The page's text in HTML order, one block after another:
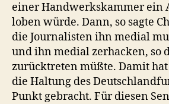
einer Handwerkskammer ein
loben würde. Dann, so sagte
die Journalisten ihn medial
und ihn medial zerhacken, so
zurücktreten müßte. Damit
die Haltung des
Punkt gebracht. Für diesen